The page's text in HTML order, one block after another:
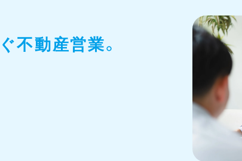
不動産営業。